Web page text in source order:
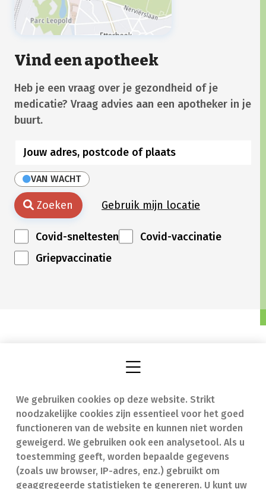
We gebruiken cookies op deze website. Strikt
noodzakelijke cookies zijn essentieel voor het goed
functioneren van de website en kunnen niet worden
geweigerd. We gebruiken ook een analysetool. Als u
toestemming geeft, worden bepaalde gegevens
(zoals uw browser, IP-adres, enz.) gebruikt om
geaggregeerde statistieken te genereren. U kunt uw
Vind een apotheek
Heb je een vraag over je gezondheid of je
medicatie? Vraag advies aan een apotheker in je
buurt.
VAN WACHT
Zoeken Gebruik mijn locatie
Covid-sneltesten
Covid-vaccinatie
Griepvaccinatie
Vind een apotheek
Onze expertise
Ziekten
Geneesmiddelen
In geval van nood
Contact
Veelgestelde vragen
(FAQ)